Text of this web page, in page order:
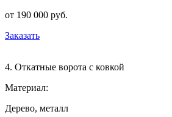
от 190 000 руб.
Заказать
4. Откатные ворота с ковкой
Материал:
Дерево, металл